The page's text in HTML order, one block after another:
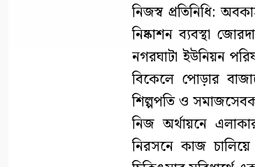
নিজস্ব প্রতিনিধি:
নিষ্কাশন ব্যবস্থা
নগরঘাটা ইউনিয়ন
বিকেলে পোড়ার
শিল্পপতি ও
নিজ অর্থায়নে
নিরসনে কাজ